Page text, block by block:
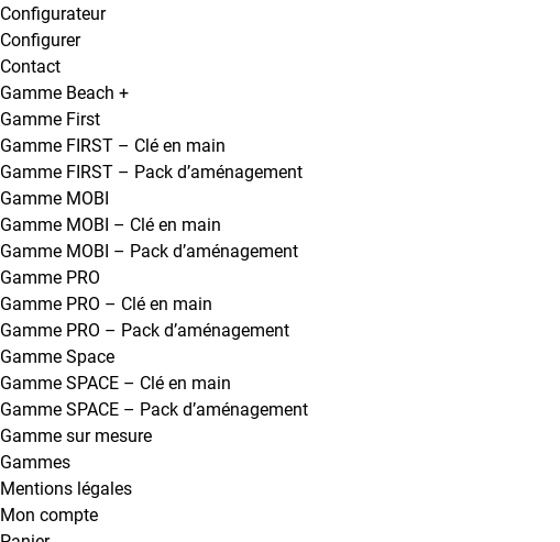
Configurateur
Configurer
Contact
Gamme Beach +
Gamme First
Gamme FIRST – Clé en main
Gamme FIRST – Pack d’aménagement
Gamme MOBI
Gamme MOBI – Clé en main
Gamme MOBI – Pack d’aménagement
Gamme PRO
Gamme PRO – Clé en main
Gamme PRO – Pack d’aménagement
Gamme Space
Gamme SPACE – Clé en main
Gamme SPACE – Pack d’aménagement
Gamme sur mesure
Gammes
Mentions légales
Mon compte